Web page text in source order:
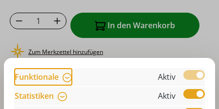
Produkt Anzahl: Gib den gewünschten
In den Warenkorb
Zum Merkzettel hinzufügen
oder sofort bestellen mit
Funktionale
Aktiv
Statistiken
Aktiv